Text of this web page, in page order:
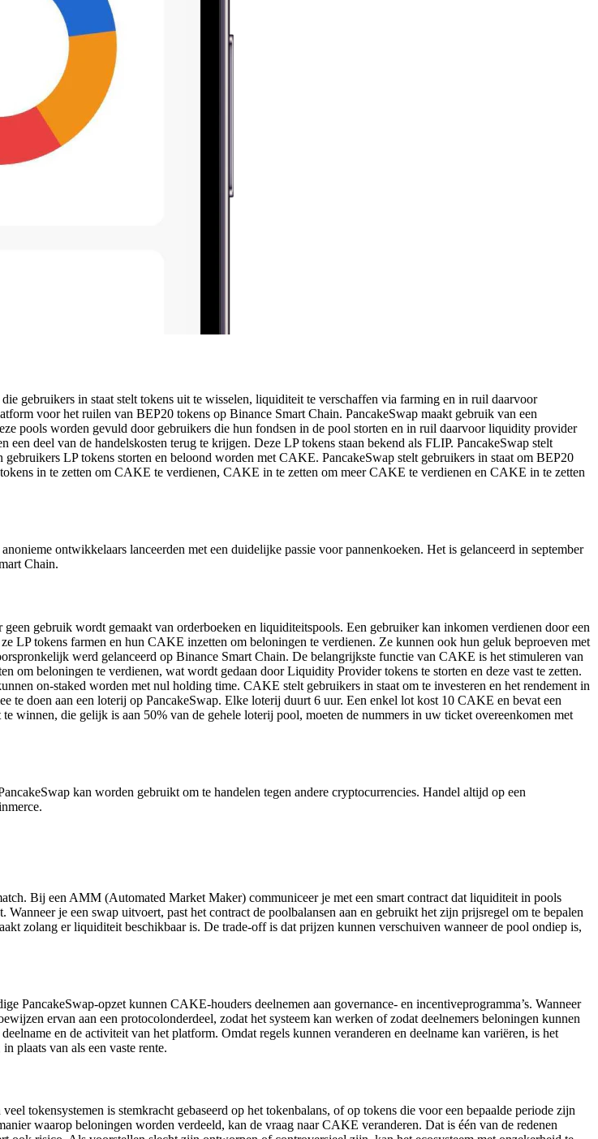
gebruikers in staat stelt tokens uit te wisselen, liquiditeit te verschaffen via farming en in ruil daarvoor
voor het ruilen van BEP20 tokens op Binance Smart Chain. PancakeSwap maakt gebruik van een
pools worden gevuld door gebruikers die hun fondsen in de pool storten en in ruil daarvoor liquidity provider
deel van de handelskosten terug te krijgen. Deze LP tokens staan bekend als FLIP. PancakeSwap stelt
LP tokens storten en beloond worden met CAKE. PancakeSwap stelt gebruikers in staat om BEP20
in te zetten om CAKE te verdienen, CAKE in te zetten om meer CAKE te verdienen en CAKE in te zetten
ontwikkelaars lanceerden met een duidelijke passie voor pannenkoeken. Het is gelanceerd in september
Chain.
gebruik wordt gemaakt van orderboeken en liquiditeitspools. Een gebruiker kan inkomen verdienen door een
LP tokens farmen en hun CAKE inzetten om beloningen te verdienen. Ze kunnen ook hun geluk beproeven met
werd gelanceerd op Binance Smart Chain. De belangrijkste functie van CAKE is het stimuleren van
om beloningen te verdienen, wat wordt gedaan door Liquidity Provider tokens te storten en deze vast te zetten.
on-staked worden met nul holding time. CAKE stelt gebruikers in staat om te investeren en het rendement in
te doen aan een loterij op PancakeSwap. Elke loterij duurt 6 uur. Een enkel lot kost 10 CAKE en bevat een
winnen, die gelijk is aan 50% van de gehele loterij pool, moeten de nummers in uw ticket overeenkomen met
kan worden gebruikt om te handelen tegen andere cryptocurrencies. Handel altijd op een
Bij een AMM (Automated Market Maker) communiceer je met een smart contract dat liquiditeit in pools
je een swap uitvoert, past het contract de poolbalansen aan en gebruikt het zijn prijsregel om te bepalen
zolang er liquiditeit beschikbaar is. De trade-off is dat prijzen kunnen verschuiven wanneer de pool ondiep is,
PancakeSwap-opzet kunnen CAKE-houders deelnemen aan governance- en incentiveprogramma’s. Wanneer
ervan aan een protocolonderdeel, zodat het systeem kan werken of zodat deelnemers beloningen kunnen
en de activiteit van het platform. Omdat regels kunnen veranderen en deelname kan variëren, is het
plaats van als een vaste rente.
tokensystemen is stemkracht gebaseerd op het tokenbalans, of op tokens die voor een bepaalde periode zijn
waarop beloningen worden verdeeld, kan de vraag naar CAKE veranderen. Dat is één van de redenen